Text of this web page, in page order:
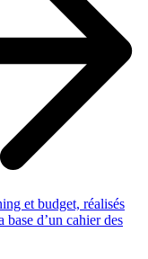
et budget, réalisés
base d’un cahier des